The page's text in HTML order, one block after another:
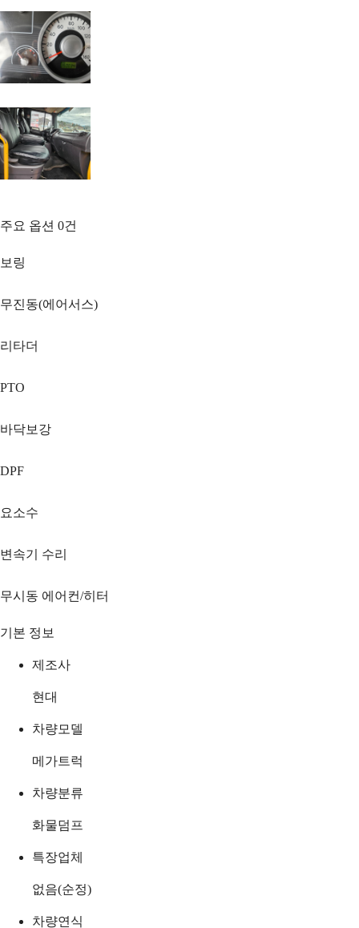
주요 옵션 0건
보링
무진동(에어서스)
리타더
PTO
바닥보강
DPF
요소수
변속기 수리
무시동 에어컨/히터
기본 정보
제조사
현대
차량모델
메가트럭
차량분류
화물덤프
특장업체
없음(순정)
차량연식